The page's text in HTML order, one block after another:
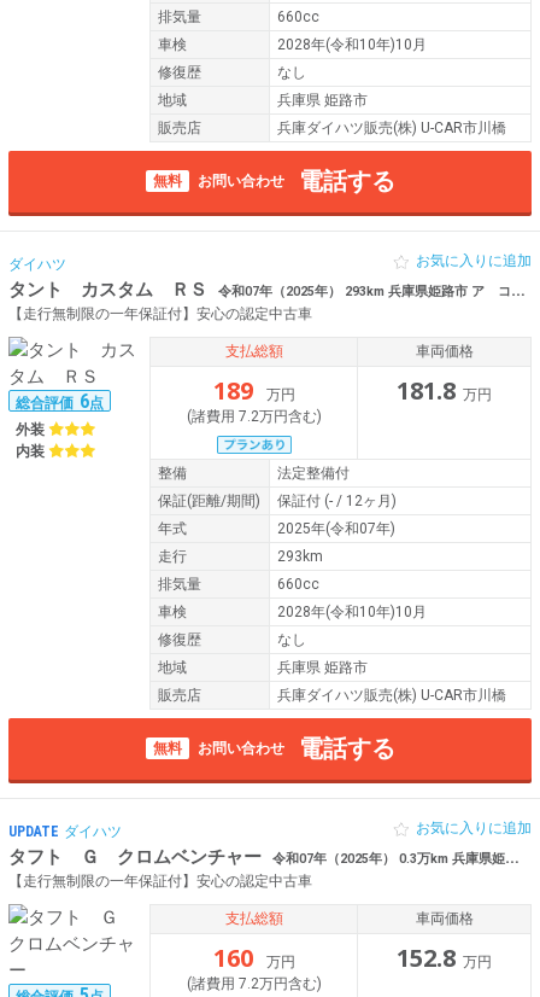
排気量
660cc
車検
2028年(令和10年)10月
修復歴
なし
地域
兵庫県 姫路市
販売店
兵庫ダイハツ販売(株) U-CAR市川橋
無料 お問い合わせ 電話する
ダイハツ
タント カスタム ＲＳ 令和07年（2025年） 293km 兵庫県姫路市 ア コーナーセンサー
【走行無制限の一年保証付】安心の認定中古車
お気に入りに追加
総合評価 6点
外装
内装
支払総額
189
万円
(諸費用 7.2万円含む)
車両価格
181.8 万円
整備
法定整備付
保証(距離/期間) 保証付 (- / 12ヶ月)
年式
2025年(令和07年)
走行
293km
排気量
660cc
車検
2028年(令和10年)10月
修復歴
なし
地域
兵庫県 姫路市
販売店
兵庫ダイハツ販売(株) U-CAR市川橋
無料 お問い合わせ 電話する
UPDATE ダイハツ
タフト Ｇ クロムベンチャー 令和07年（2025年） 0.3万km 兵庫県姫路市 ーター スマートキー
【走行無制限の一年保証付】安心の認定中古車
お気に入りに追加
支払総額
160
万円
(諸費用 7.2万円含む)
車両価格
152.8 万円